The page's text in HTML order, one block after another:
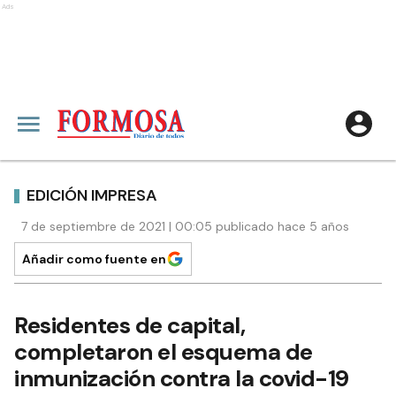
Ads
EDICIÓN IMPRESA
7 de septiembre de 2021 | 00:05 publicado hace 5 años
Añadir como fuente en
Residentes de capital,
completaron el esquema de
inmunización contra la covid-19